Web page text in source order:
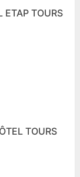
TOURS
TOURS